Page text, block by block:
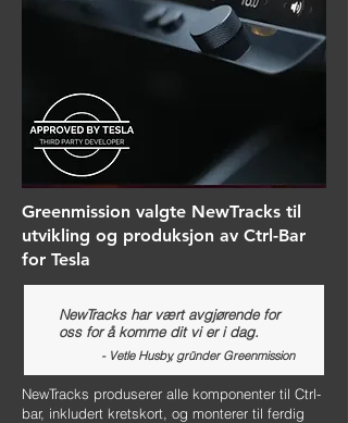
Greenmission valgte NewTracks til
utvikling og produksjon av Ctrl-Bar
for Tesla
NewTracks har vært avgjørende for
oss for å komme dit vi er i dag.
- Vetle Husby, gründer Greenmission
NewTracks produserer alle komponenter til Ctrl-
bar, inkludert kretskort, og monterer til ferdig